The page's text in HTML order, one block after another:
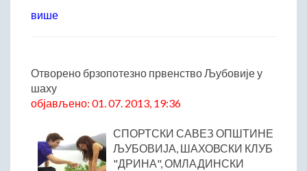
Здравствена заштита
Културни живот
Социјална заштита
Удружењa
Државна управа и администрација
више
Отворено брзопотезно првенство Љубовије у
шаху
објављено: 01. 07. 2013, 19:36
СПОРТСКИ САВЕЗ ОПШТИНЕ
ЉУБОВИЈА, ШАХОВСКИ КЛУБ
"ДРИНА", ОМЛАДИНСКИ